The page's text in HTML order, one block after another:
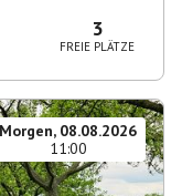
3
FREIE PLÄTZE
Morgen, 08.08.2026
11:00